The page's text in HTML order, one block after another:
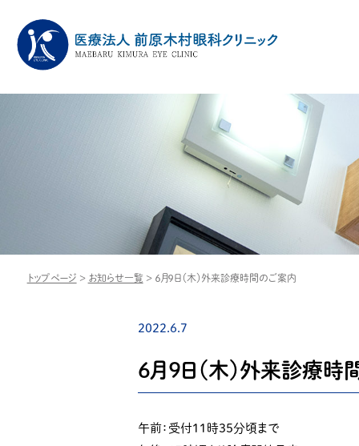
トップページ > お知らせ一覧 > ６月９日（木）外来診療時間のご案内
2022.6.7
６月９日（木）外来診療
午前：受付１１時３５分頃まで